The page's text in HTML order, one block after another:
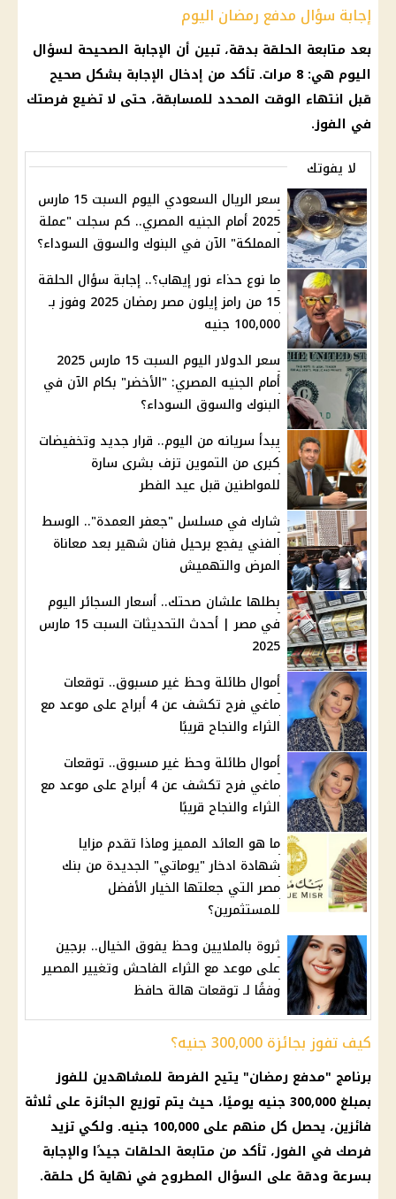
إجابة سؤال مدفع رمضان اليوم
بعد متابعة الحلقة بدقة، تبين أن الإجابة الصحيحة لسؤال
اليوم هي: 8 مرات. تأكد من إدخال الإجابة بشكل صحيح
قبل انتهاء الوقت المحدد للمسابقة، حتى لا تضيع فرصتك
في الفوز.
لا يفوتك
سعر الريال السعودي اليوم السبت 15 مارس
2025 أمام الجنيه المصري.. كم سجلت "عملة
المملكة" الآن في البنوك والسوق السوداء؟
ما نوع حذاء نور إيهاب؟.. إجابة سؤال الحلقة
15 من رامز إيلون مصر رمضان 2025 وفوز بـ
100,000 جنيه
سعر الدولار اليوم السبت 15 مارس 2025
أمام الجنيه المصري: "الأخضر" بكام الآن في
البنوك والسوق السوداء؟
يبدأ سريانه من اليوم.. قرار جديد وتخفيضات
كبرى من التموين تزف بشرى سارة
للمواطنين قبل عيد الفطر
شارك في مسلسل "جعفر العمدة".. الوسط
الفني يفجع برحيل فنان شهير بعد معاناة
المرض والتهميش
بطلها علشان صحتك.. أسعار السجائر اليوم
في مصر | أحدث التحديثات السبت 15 مارس
2025
أموال طائلة وحظ غير مسبوق.. توقعات
ماغي فرح تكشف عن 4 أبراج على موعد مع
الثراء والنجاح قريبًا
أموال طائلة وحظ غير مسبوق.. توقعات
ماغي فرح تكشف عن 4 أبراج على موعد مع
الثراء والنجاح قريبًا
ما هو العائد المميز وماذا تقدم مزايا
شهادة ادخار "يوماتي" الجديدة من بنك
مصر التي جعلتها الخيار الأفضل
للمستثمرين؟
ثروة بالملايين وحظ يفوق الخيال.. برجين
على موعد مع الثراء الفاحش وتغيير المصير
وفقًا لـ توقعات هالة حافظ
كيف تفوز بجائزة 300,000 جنيه؟
برنامج "مدفع رمضان" يتيح الفرصة للمشاهدين للفوز
بمبلغ 300,000 جنيه يوميًا، حيث يتم توزيع الجائزة على ثلاثة
فائزين، يحصل كل منهم على 100,000 جنيه. ولكي تزيد
فرصك في الفوز، تأكد من متابعة الحلقات جيدًا والإجابة
بسرعة ودقة على السؤال المطروح في نهاية كل حلقة.